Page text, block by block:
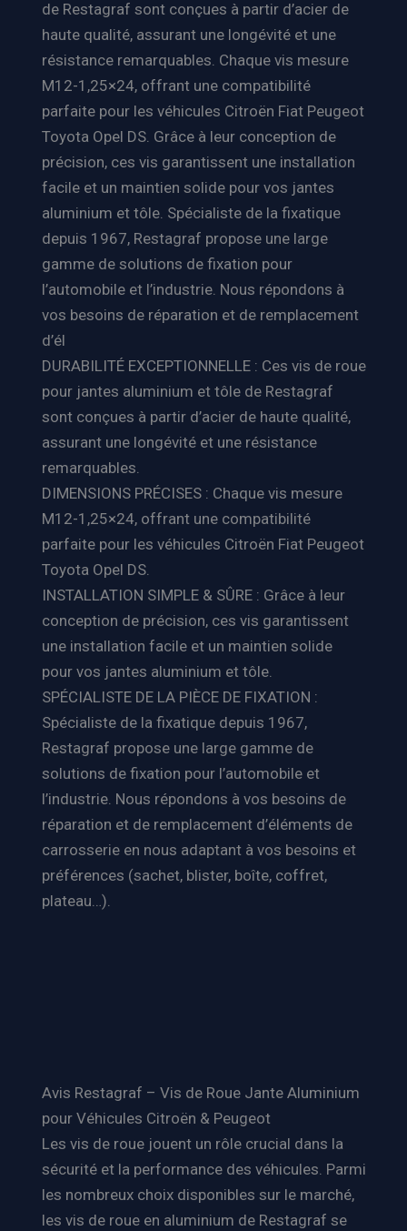
de Restagraf sont conçues à partir d’acier de
haute qualité, assurant une longévité et une
résistance remarquables. Chaque vis mesure
M12-1,25×24, offrant une compatibilité
parfaite pour les véhicules Citroën Fiat Peugeot
Toyota Opel DS. Grâce à leur conception de
précision, ces vis garantissent une installation
facile et un maintien solide pour vos jantes
aluminium et tôle. Spécialiste de la fixatique
depuis 1967, Restagraf propose une large
gamme de solutions de fixation pour
l’automobile et l’industrie. Nous répondons à
vos besoins de réparation et de remplacement
d’él
DURABILITÉ EXCEPTIONNELLE : Ces vis de roue
pour jantes aluminium et tôle de Restagraf
sont conçues à partir d’acier de haute qualité,
assurant une longévité et une résistance
remarquables.
DIMENSIONS PRÉCISES : Chaque vis mesure
M12-1,25×24, offrant une compatibilité
parfaite pour les véhicules Citroën Fiat Peugeot
Toyota Opel DS.
INSTALLATION SIMPLE & SÛRE : Grâce à leur
conception de précision, ces vis garantissent
une installation facile et un maintien solide
pour vos jantes aluminium et tôle.
SPÉCIALISTE DE LA PIÈCE DE FIXATION :
Spécialiste de la fixatique depuis 1967,
Restagraf propose une large gamme de
solutions de fixation pour l’automobile et
l’industrie. Nous répondons à vos besoins de
réparation et de remplacement d’éléments de
carrosserie en nous adaptant à vos besoins et
préférences (sachet, blister, boîte, coffret,
plateau…).
Avis Restagraf – Vis de Roue Jante Aluminium
pour Véhicules Citroën & Peugeot
Les vis de roue jouent un rôle crucial dans la
sécurité et la performance des véhicules. Parmi
les nombreux choix disponibles sur le marché,
les vis de roue en aluminium de Restagraf se